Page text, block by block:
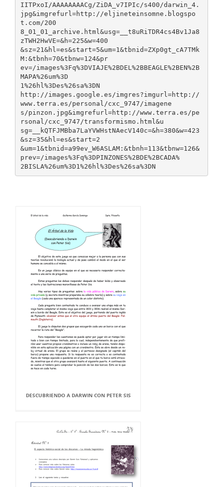
IITPxoI/AAAAAAAACg/ZiDA_v7IPIc/s400/darwin_4.
jpg&imgrefurl=http://eljineteinsomne.blogspo
t.com/200
8_01_01_archive.html&usg=__t8uRiTDR4cs4Bv1Ja8
zTWH2HwVE=&h=225&w=400
&sz=21&hl=es&start=5&um=1&tbnid=ZXp0gt_cA7TMk
M:&tbnh=70&tbnw=124&pr
ev=/images%3Fq%3DVIAJE%2BDEL%2BBEAGLE%2BEN%2B
MAPA%26um%3D
1%26hl%3Des%26sa%3DN
http://images.google.es/imgres?imgurl=http://
www.terra.es/personal/cxc_9747/imagene
s/pinzon.jpg&imgrefurl=http://www.terra.es/pe
rsonal/cxc_9747/transformismo.html&u
sg=__kQTFJMBba7LaYVWHstNAecV140c=&h=380&w=423
&sz=35&hl=es&start=2
&um=1&tbnid=a99ev_W6ASLAM:&tbnh=113&tbnw=126&
prev=/images%3Fq%3DPINZONES%2BDE%2BCADA%
DESCUBRIENDO A DARWIN CON PETER SIS